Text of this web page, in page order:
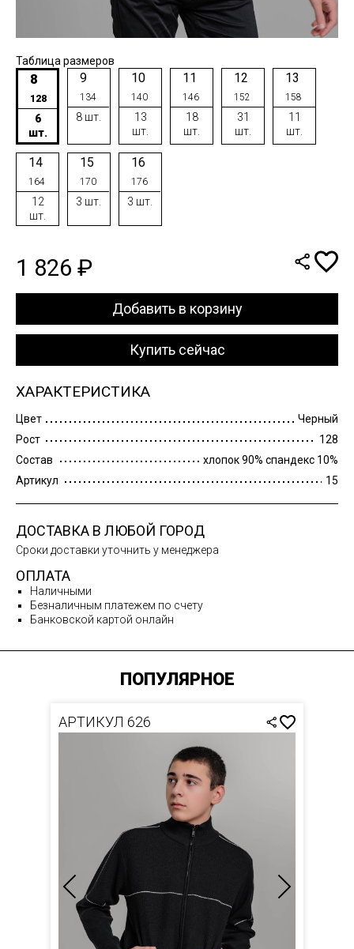
Таблица размеров
8
128
6
шт.
9
134
8 шт.
10
140
13
шт.
11
146
18
шт.
12
152
31
шт.
13
158
11
шт.
14
164
12
шт.
15
170
3 шт.
16
176
3 шт.
1 826 ₽
Добавить в корзину
Купить сейчас
ХАРАКТЕРИСТИКА
Цвет
Черный
Рост
128
Состав
хлопок 90% спандекс 10%
Артикул
15
ДОСТАВКА В ЛЮБОЙ ГОРОД
Сроки доставки уточнить у менеджера
ОПЛАТА
Наличными
Безналичным платежем по счету
Банковской картой онлайн
ПОПУЛЯРНОЕ
АРТИКУЛ 626